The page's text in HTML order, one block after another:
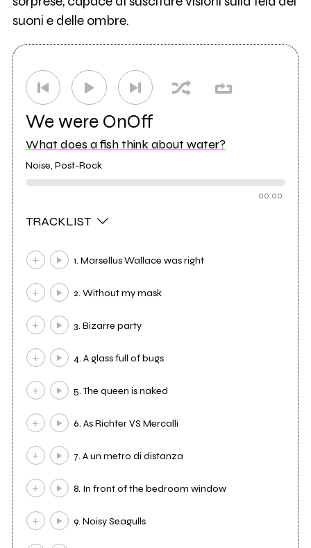
suoni e delle ombre.
We were OnOff
What does a fish think about water?
Noise, Post-Rock
00:00
TRACKLIST
1. Marsellus Wallace was right
2. Without my mask
3. Bizarre party
4. A glass full of bugs
5. The queen is naked
6. As Richter VS Mercalli
7. A un metro di distanza
8. In front of the bedroom window
9. Noisy Seagulls